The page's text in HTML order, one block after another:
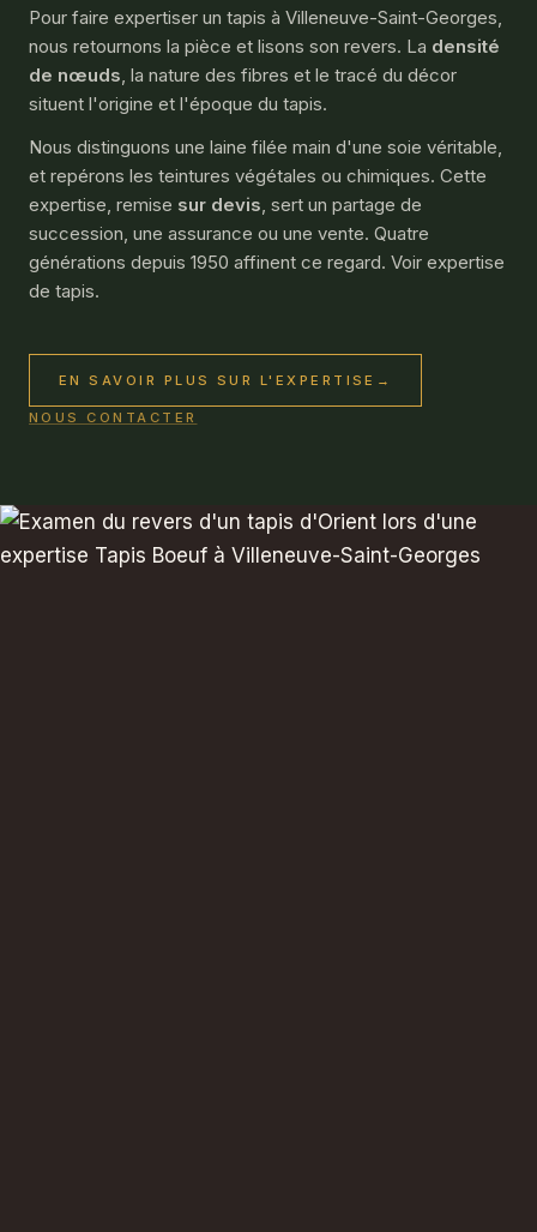
Pour faire expertiser un tapis à Villeneuve-Saint-Georges,
nous retournons la pièce et lisons son revers. La densité
de nœuds, la nature des fibres et le tracé du décor
situent l'origine et l'époque du tapis.
Nous distinguons une laine filée main d'une soie véritable,
et repérons les teintures végétales ou chimiques. Cette
expertise, remise sur devis, sert un partage de
succession, une assurance ou une vente. Quatre
générations depuis 1950 affinent ce regard. Voir expertise
de tapis.
EN SAVOIR PLUS SUR L'EXPERTISE →
NOUS CONTACTER